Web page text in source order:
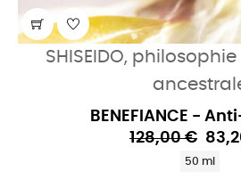
SHISEIDO,
BENEFIANCE -
128,00 €
50 ml